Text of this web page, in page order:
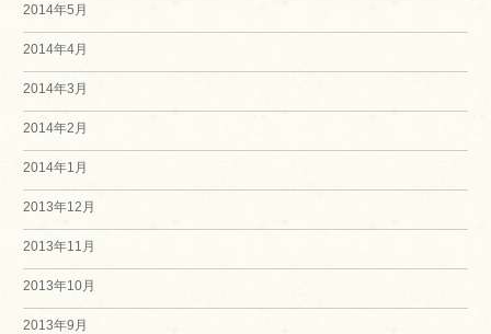
2014年5月
2014年4月
2014年3月
2014年2月
2014年1月
2013年12月
2013年11月
2013年10月
2013年9月